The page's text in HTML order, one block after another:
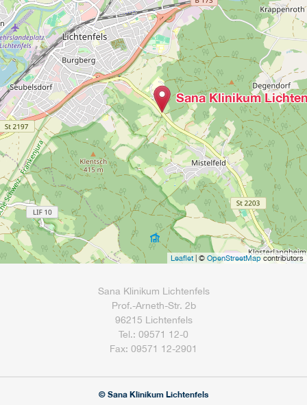
Sana Klinikum
Leaflet| © OpenStreetMap contributors
Sana Klinikum Lichtenfels
Prof.-Arneth-Str. 2b
96215 Lichtenfels
Tel.: 09571 12-0
Fax: 09571 12-2901
© Sana Klinikum Lichtenfels